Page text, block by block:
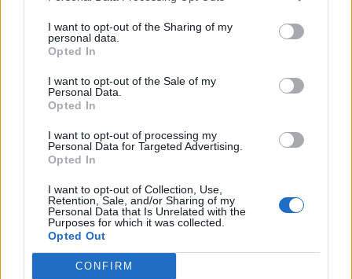
I want to opt-out of the Sharing of my
personal data.
Opted In
I want to opt-out of the Sale of my
Personal Data.
Opted In
I want to opt-out of processing my
Personal Data for Targeted Advertising.
Opted In
I want to opt-out of Collection, Use,
Retention, Sale, and/or Sharing of my
Personal Data that Is Unrelated with the
Purposes for which it was collected.
Opted Out
CONFIRM